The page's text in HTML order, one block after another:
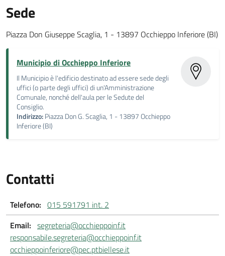
Sede
Piazza Don Giuseppe Scaglia, 1 - 13897 Occhieppo Inferiore (BI)
Municipio di Occhieppo Inferiore
Il Municipio è l'edificio destinato ad essere sede degli
uffici (o parte degli uffici) di un'Amministrazione
Comunale, nonché dell'aula per le Sedute del
Consiglio.
Indirizzo:Piazza Don G. Scaglia, 1 - 13897 Occhieppo
Inferiore (BI)
Contatti
Telefono: 015 591791 int. 2
Email: segreteria@occhieppoinf.it
responsabile.segreteria@occhieppoinf.it
occhieppoinferiore@pec.ptbiellese.it